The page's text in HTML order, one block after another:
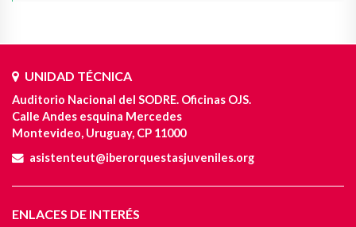
UNIDAD TÉCNICA
Auditorio Nacional del SODRE. Oficinas OJS.
Calle Andes esquina Mercedes
Montevideo, Uruguay, CP 11000
asistenteut@iberorquestasjuveniles.org
ENLACES DE INTERÉS